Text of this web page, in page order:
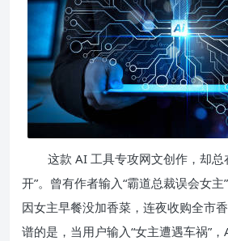
这款 AI 工具专攻网文创作，却总
开”。曾有作者输入“霸道总裁误会女主
因女主早餐没加香菜，连夜收购全市
谱的是，当用户输入“女主遭遇车祸”